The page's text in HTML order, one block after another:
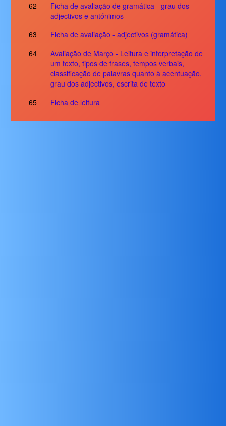
62
Ficha de avaliação de gramática - grau dos
adjectivos e antónimos
63
Ficha de avaliação - adjectivos (gramática)
64
Avaliação de Março - Leitura e interpretação de
um texto, tipos de frases, tempos verbais,
classificação de palavras quanto à acentuação,
grau dos adjectivos, escrita de texto
65
Ficha de leitura